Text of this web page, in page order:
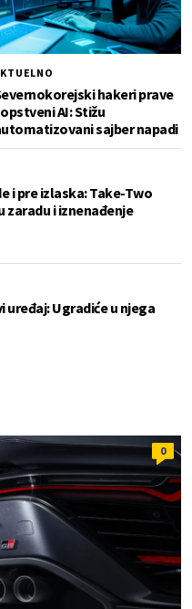
hakeri prave
AI: Stižu
sajber napadi
i pre izlaska: Take-Two
zaradu i iznenađenje
uređaj: Ugradiće u njega
0